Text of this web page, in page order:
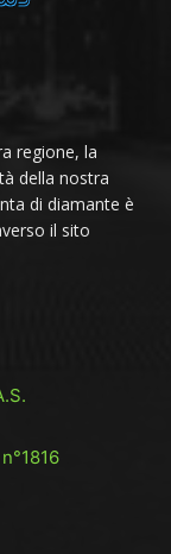
regione, la
della nostra
di diamante è
il sito